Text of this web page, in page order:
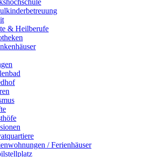
& Heilberufe
/ Ferienhäuser